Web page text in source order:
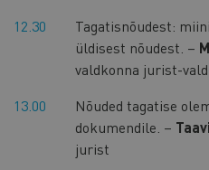
12.30
Tagatisnõudest:
üldisest nõudest. –
valdkonna jurist-
13.00
Nõuded tagatise
dokumendile. –
jurist